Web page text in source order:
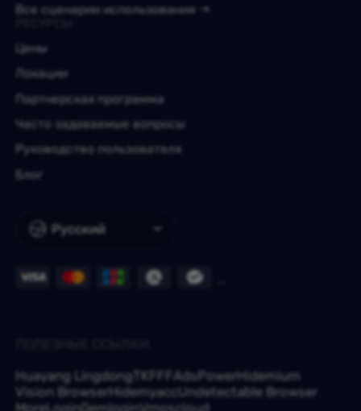
Русский
Все сценарии использования
Цены
Локации
Партнерская программа
Часто задаваемые вопросы
Руководство пользователя
Блог
Huayang Lingdong TKFFF AdsPowerHidemium
Vision BrowserHidemyaccUndetectable Browser
MoreLoginGemloginVmoscloud